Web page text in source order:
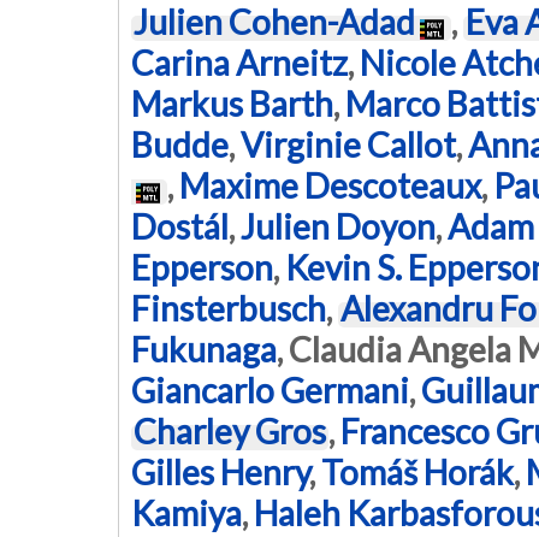
Julien Cohen-Adad , Eva
Carina Arneitz, Nicole
Markus Barth, Marco
Budde,Virginie Callot,
, Maxime Descoteaux,
Dostál,Julien Doyon,
Epperson, Kevin S.
Finsterbusch, Alexandru
Fukunaga,Claudia Angela
Giancarlo Germani,
Charley Gros, Francesco
Gilles Henry,Tomáš Horák,
Kamiya, Haleh